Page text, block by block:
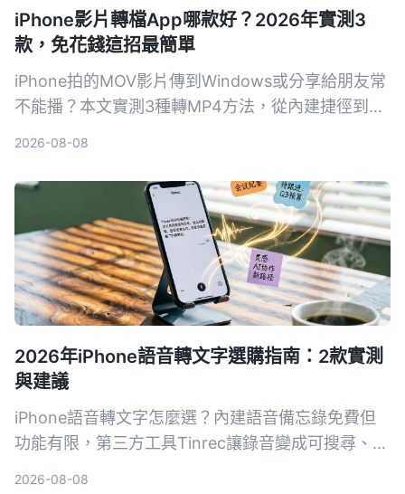
iPhone影片轉檔App哪款好？2026年實測3
款，免花錢這招最簡單
iPhone拍的MOV影片傳到Windows或分享給朋友常
不能播？本文實測3種轉MP4方法，從內建捷徑到專
2026-08-08
2026年iPhone語音轉文字選購指南：2款實測
與建議
iPhone語音轉文字怎麼選？內建語音備忘錄免費但
功能有限，第三方工具Tinrec讓錄音變成可搜尋、可
2026-08-08